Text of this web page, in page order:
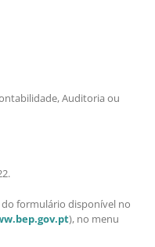
Auditoria ou
formulário disponível no
), no menu